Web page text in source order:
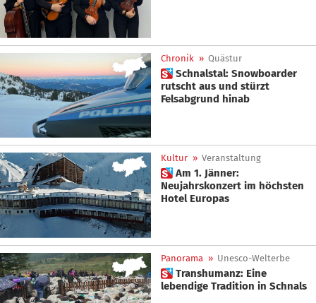
Chronik » Quästur
 Schnalstal: Snowboarder
rutscht aus und stürzt
Felsabgrund hinab
Kultur » Veranstaltung
 Am 1. Jänner:
Neujahrskonzert im höchsten
Hotel Europas
Panorama » Unesco-Welterbe
 Transhumanz: Eine
lebendige Tradition in Schnals